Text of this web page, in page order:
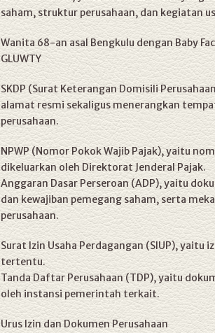
saham, struktur perusahaan, dan kegiatan
Wanita 68-an asal Bengkulu dengan Baby
GLUWTY
SKDP (Surat Keterangan Domisili
alamat resmi sekaligus menerangkan
perusahaan.
NPWP (Nomor Pokok Wajib Pajak), yaitu
dikeluarkan oleh Direktorat Jenderal Pajak.
Anggaran Dasar Perseroan (ADP), yaitu
dan kewajiban pemegang saham, serta
perusahaan.
Surat Izin Usaha Perdagangan (SIUP), yaitu
tertentu.
Tanda Daftar Perusahaan (TDP), yaitu
oleh instansi pemerintah terkait.
Urus Izin dan Dokumen Perusahaan